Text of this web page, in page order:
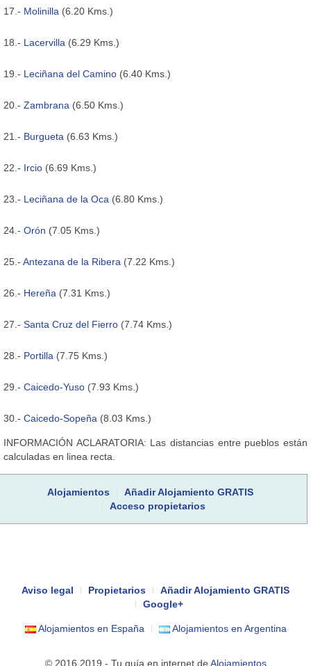
17.- Molinilla (6.20 Kms.)
18.- Lacervilla (6.29 Kms.)
19.- Leciñana del Camino (6.40 Kms.)
20.- Zambrana (6.50 Kms.)
21.- Burgueta (6.63 Kms.)
22.- Ircio (6.69 Kms.)
23.- Leciñana de la Oca (6.80 Kms.)
24.- Orón (7.05 Kms.)
25.- Antezana de la Ribera (7.22 Kms.)
26.- Hereña (7.31 Kms.)
27.- Santa Cruz del Fierro (7.74 Kms.)
28.- Portilla (7.75 Kms.)
29.- Caicedo-Yuso (7.93 Kms.)
30.- Caicedo-Sopeña (8.03 Kms.)
INFORMACIÓN ACLARATORIA: Las distancias entre pueblos están
calculadas en linea recta.
Alojamientos
Añadir Alojamiento GRATIS
Acceso propietarios
Aviso legal Propietarios
Añadir Alojamiento GRATIS
Google+
Alojamientos en España Alojamientos en Argentina
© 2016 2019 - Tu guía en internet de Alojamientos